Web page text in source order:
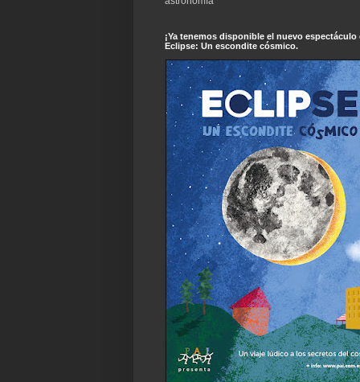
¡Ya tenemos disponible el nuevo
Eclipse: Un escondite cósmico.